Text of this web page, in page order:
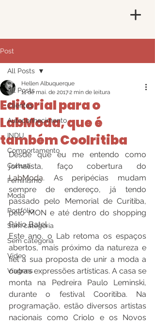
Post
All Posts
Clientes
Autoconhecimento
INDU
Comportamento
Cultura
Feminismo
Moda
Portfólio
Sem categoria
Sem categoria
Video
Viagens
All Posts
Editorial para o
LabModa, que é
também Coolritiba
Hellen Albuquerque
11 de mai. de 20172 min de leitura
Desde que eu me entendo como
jornalista, faço cobertura do
LabModa. As peripécias mudam
sempre de endereço, já tendo
passado pelo Memorial de Curitiba,
pelo MON e até dentro do shopping
Pátio Batel.
Este ano, o Lab retoma os espaços
abertos, mais próximo da natureza e
fiel a sua proposta de unir a moda a
outras expressões artísticas. A casa se
monta na Pedreira Paulo Leminski,
durante o festival Cooritiba. Na
programação, estão diversos artistas
nacionais como Criolo e os Novos